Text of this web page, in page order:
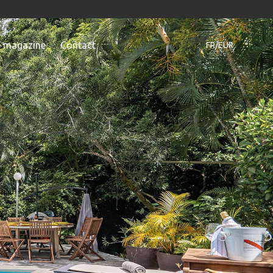
magazine Contact FR/EUR